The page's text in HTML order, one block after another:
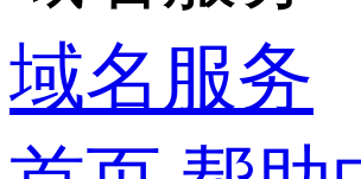
域名服务